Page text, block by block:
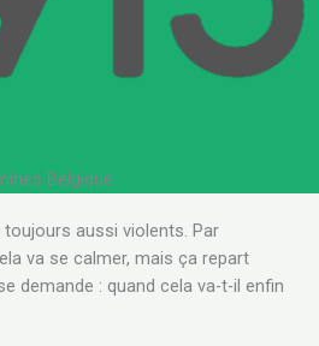
Belgique
aussi violents. Par
va se calmer, mais ça repart
demande : quand cela va-t-il enfin